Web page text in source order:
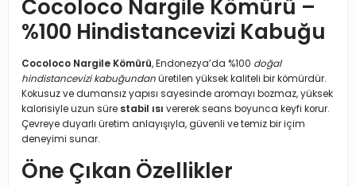
Cocoloco Nargile Kömürü –
%100 Hindistancevizi Kabuğu
Cocoloco Nargile Kömürü, Endonezya’da %100 doğal
hindistancevizi kabuğundanüretilen yüksek kaliteli bir kömürdür.
Kokusuz ve dumansız yapısı sayesinde aromayı bozmaz, yüksek
kalorisiyle uzun süre stabil ısı vererek seans boyunca keyfi korur.
Çevreye duyarlı üretim anlayışıyla, güvenli ve temiz bir içim
deneyimi sunar.
Öne Çıkan Özellikler